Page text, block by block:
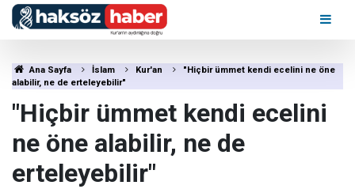
Ana Sayfa İslam Kur'an
"Hiçbir ümmet kendi ecelini ne öne
alabilir, ne de erteleyebilir"
"Hiçbir ümmet kendi ecelini
ne öne alabilir, ne de
erteleyebilir"